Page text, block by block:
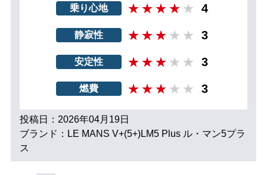
乗り心地 4
静寂性 3
安定性 3
燃費 3
投稿日：2026年04月19日
ブランド：LE MANS V+(5+)LM5 Plus ル・マン5プラ
ス